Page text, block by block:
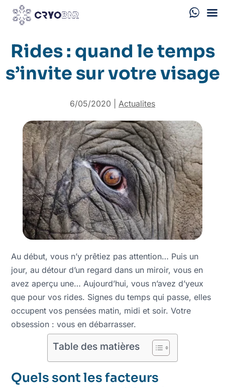
Rides : quand le temps
s’invite sur votre visage
6/05/2020 Actualites
Au début, vous n’y prêtiez pas attention… Puis un
jour, au détour d’un regard dans un miroir, vous en
avez aperçu une… Aujourd’hui, vous n’avez d’yeux
que pour vos rides. Signes du temps qui passe, elles
occupent vos pensées matin, midi et soir. Votre
obsession : vous en débarrasser.
Table des matières
Quels sont les facteurs